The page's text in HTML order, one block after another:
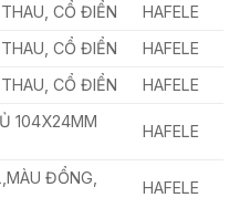
CỔ ĐIỂN
HAFELE
CỔ ĐIỂN
HAFELE
CỔ ĐIỂN HAFELE
104X24MM
HAFELE
ĐỔNG,
HAFELE